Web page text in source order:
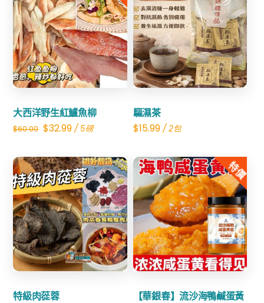
大西洋野生紅鱸魚柳
$60.00 Original
was:
$60.00.
$32.99Current
is:
$32.99.
/ 5磅
Share
驅濕茶
$15.99/ 2包
Share
特級肉蓯蓉
Share
特價
【華銀春】流沙海鴨鹹蛋黃
Share